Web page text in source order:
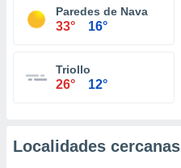
Paredes de Nava
33° 16°
Triollo
26° 12°
Localidades cercanas